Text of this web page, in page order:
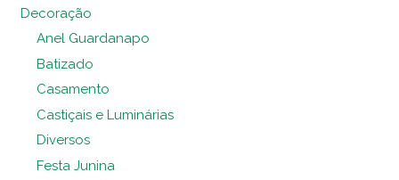
Decoração
Anel Guardanapo
Batizado
Casamento
Castiçais e Luminárias
Diversos
Festa Junina